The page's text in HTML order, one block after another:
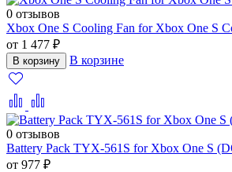
0 отзывов
Xbox One S Cooling Fan for Xbox One S
от 1 477 ₽
В корзину В корзине
0 отзывов
Battery Pack TYX-561S for Xbox One S
от 977 ₽